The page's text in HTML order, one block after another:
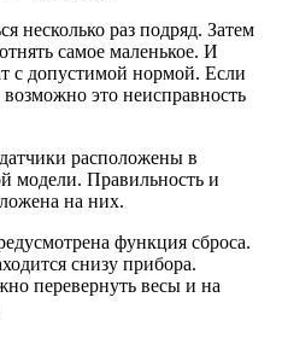
несколько раз подряд. Затем
самое маленькое. И
с допустимой нормой. Если
это неисправность
расположены в
модели. Правильность и
на них.
функция сброса.
снизу прибора.
перевернуть весы и на